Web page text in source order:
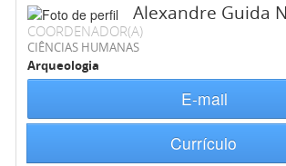
Alexandre Guida
COORDENADOR(A)
CIÊNCIAS HUMANAS
Arqueologia
E-mail
Currículo